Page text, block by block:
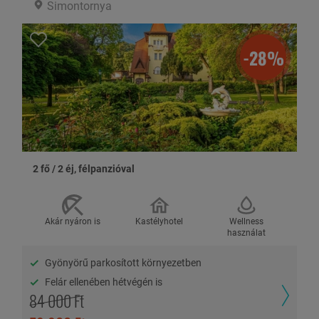
Fizetési lehetőségek:
HASZNOS INFORMÁCIÓK
Az ajánlatban szereplőtől eltérő elhelyezés vagy időpont esetén
lekérés után tudunk bővebb tájékoztatást adni. A helyszínen
fizetendő költségek árai tájékoztató jellegűek. Az árváltozás jogát
partnerünk fenntartja.
SZÁLLÁSHELY BEMUTATÁSA
Megnézem az útvonalat
Simontornya
-28%
2 fő / 2 éj, félpanzióval
Akár nyáron is Kastélyhotel
Wellness
használat
Gyönyörű parkosított környezetben
Felár ellenében hétvégén is
84 000 Ft